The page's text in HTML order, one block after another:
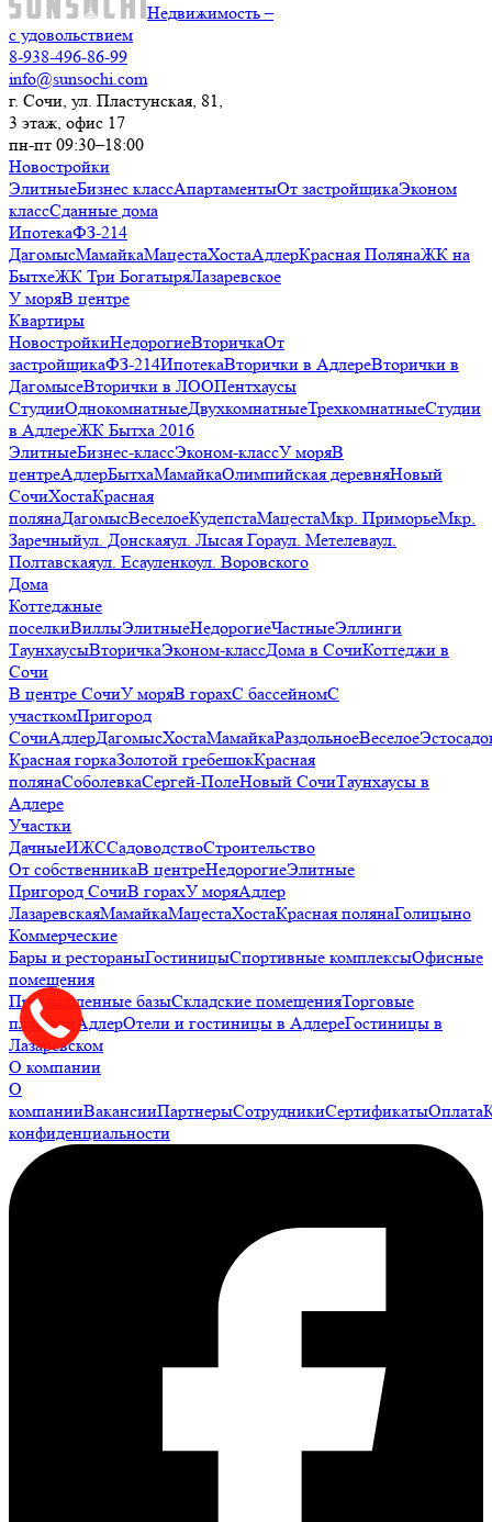
Недвижимость –
с удовольствием
8-938-496-86-99
info@sunsochi.com
г. Сочи, ул. Пластунская, 81,
3 этаж, офис 17
пн-пт 09:30–18:00
Новостройки
ЭлитныеБизнес классАпартаментыОт застройщикаЭконом
классСданные дома
ИпотекаФЗ-214
ДагомысМамайкаМацестаХостаАдлерКрасная ПолянаЖК на
БытхеЖК Три БогатыряЛазаревское
У моряВ центре
Квартиры
НовостройкиНедорогиеВторичкаОт
застройщикаФЗ-214ИпотекаВторички в АдлереВторички в
ДагомысеВторички в ЛООПентхаусы
СтудииОднокомнатныеДвухкомнатныеТрехкомнатныеСтудии
в АдлереЖК Бытха 2016
ЭлитныеБизнес-классЭконом-классУ моряВ
центреАдлерБытхаМамайкаОлимпийская деревняНовый
СочиХостаКрасная
полянаДагомысВеселоеКудепстаМацестаМкр. ПриморьеМкр.
Заречныйул. Донскаяул. Лысая Гораул. Метелеваул.
Полтавскаяул. Есауленкоул. Воровского
Дома
Коттеджные
поселкиВиллыЭлитныеНедорогиеЧастныеЭллинги
ТаунхаусыВторичкаЭконом-классДома в СочиКоттеджи в
Сочи
В центре СочиУ моряВ горахС бассейномС
участкомПригород
СочиАдлерДагомысХостаМамайкаРаздольноеВеселое
Красная горкаЗолотой гребешокКрасная
полянаСоболевкаСергей-ПолеНовый СочиТаунхаусы в
Адлере
Участки
ДачныеИЖССадоводствоСтроительство
От собственникаВ центреНедорогиеЭлитные
Пригород СочиВ горахУ моряАдлер
ЛазаревскаяМамайкаМацестаХостаКрасная полянаГолицыно
Коммерческие
Бары и рестораныГостиницыСпортивные комплексыОфисные
помещения
Промышленные базыСкладские помещенияТорговые
площади
АдлерОтели и гостиницы в АдлереГостиницы в
Лазаревском
О компании
О
компанииВакансииПартнерыСотрудникиСертификатыОплата
конфиденциальности